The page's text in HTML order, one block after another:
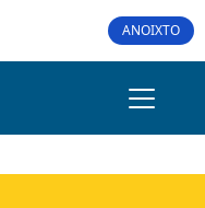
ΑΝΟΙΧΤΟ